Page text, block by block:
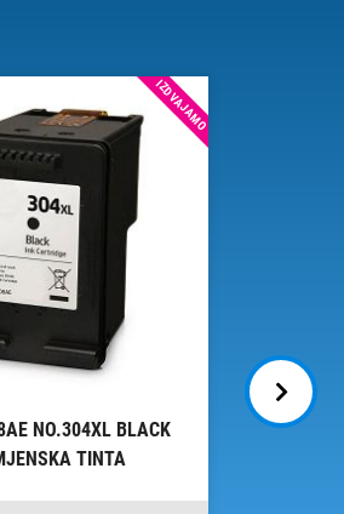
IZDVAJAMO
NO.304XL BLACK
TINTA
HP